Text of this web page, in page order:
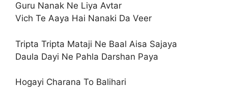
Guru Nanak Ne Liya Avtar
Vich Te Aaya Hai Nanaki Da Veer
Tripta Tripta Mataji Ne Baal Aisa Sajaya
Daula Dayi Ne Pahla Darshan Paya
Hogayi Charana To Balihari